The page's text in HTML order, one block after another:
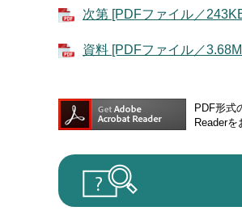
次第 [PDFファイル／
資料 [PDFファイル／
PDF形式
Reader